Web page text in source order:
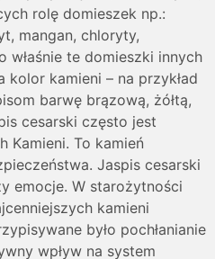
rolę domieszek np.:
mangan, chloryty,
właśnie te domieszki innych
kolor kamieni – na przykład
barwę brązową, żółtą,
cesarski często jest
Kamieni. To kamień
Jaspis cesarski
emocje. W starożytności
kamieni
było pochłanianie
wpływ na system